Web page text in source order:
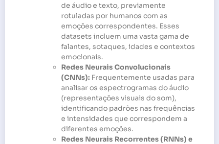
de áudio e texto, previamente
rotuladas por humanos com as
emoções correspondentes. Esses
datasets incluem uma vasta gama de
falantes, sotaques, idades e contextos
emocionais.
Redes Neurais Convolucionais
(CNNs): Frequentemente usadas para
analisar os espectrogramas do áudio
(representações visuais do som),
identificando padrões nas frequências
e intensidades que correspondem a
diferentes emoções.
Redes Neurais Recorrentes (RNNs) e